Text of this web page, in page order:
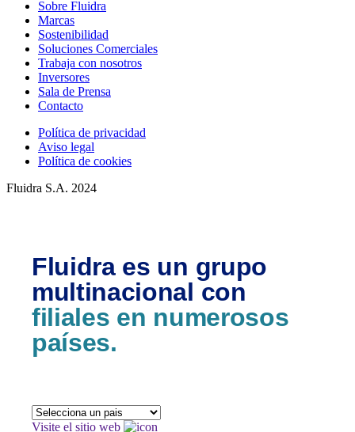
Sobre Fluidra
Marcas
Sostenibilidad
Soluciones Comerciales
Trabaja con nosotros
Inversores
Sala de Prensa
Contacto
Política de privacidad
Aviso legal
Política de cookies
Fluidra S.A. 2024
Fluidra es un grupo
multinacional con
filiales en numerosos
países.
Visite el sitio web